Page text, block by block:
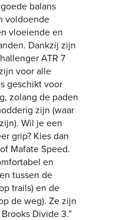
balans
voldoende
vloeiende en
Dankzij zijn
ATR 7
voor alle
geschikt voor
zolang de paden
zijn (waar
Wil je een
grip? Kies dan
Mafate Speed.
en
tussen de
trails) en de
de weg). Ze zijn
Divide 3.”